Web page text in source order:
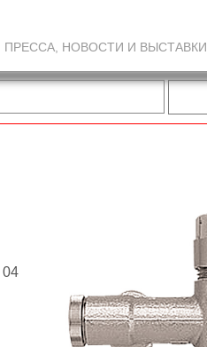
ПРЕССА, НОВОСТИ И ВЫСТАВКИ
04